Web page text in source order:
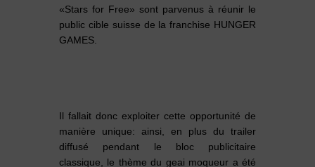
«Stars for Free» sont parvenus à réunir le
public cible suisse de la franchise HUNGER
GAMES.
Il fallait donc exploiter cette opportunité de
manière unique: ainsi, en plus du trailer
diffusé pendant le bloc publicitaire
classique, le thème du geai moqueur a été